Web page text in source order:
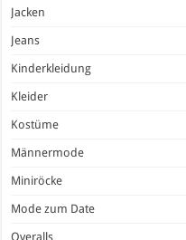
Jacken
Jeans
Kinderkleidung
Kleider
Kostüme
Männermode
Miniröcke
Mode zum Date
Overalls